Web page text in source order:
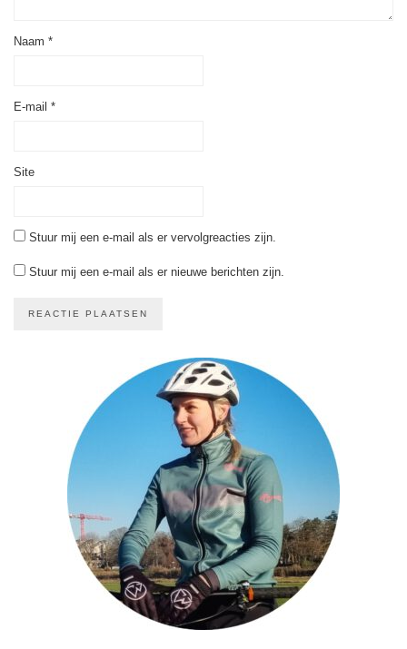
Naam *
E-mail *
Site
Stuur mij een e-mail als er vervolgreacties zijn.
Stuur mij een e-mail als er nieuwe berichten zijn.